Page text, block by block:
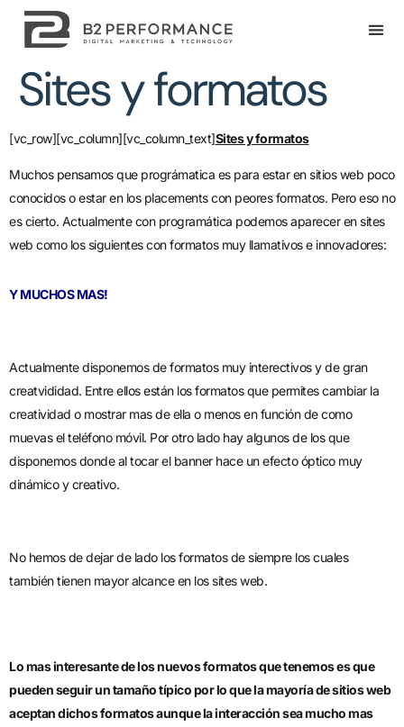
Sites y formatos
[vc_row][vc_column][vc_column_text]Sites y formatos
Muchos pensamos que prográmatica es para estar en sitios web poco
conocidos o estar en los placements con peores formatos. Pero eso no
es cierto. Actualmente con programática podemos aparecer en sites
web como los siguientes con formatos muy llamativos e innovadores:
Y MUCHOS MAS!
Actualmente disponemos de formatos muy interectivos y de gran
creatvididad. Entre ellos están los formatos que permites cambiar la
creatividad o mostrar mas de ella o menos en función de como
muevas el teléfono móvil. Por otro lado hay algunos de los que
disponemos donde al tocar el banner hace un efecto óptico muy
dinámico y creativo.
No hemos de dejar de lado los formatos de siempre los cuales
también tienen mayor alcance en los sites web.
Lo mas interesante de los nuevos formatos que tenemos es que
pueden seguir un tamaño típico por lo que la mayoría de sitios web
aceptan dichos formatos aunque la interacción sea mucho mas